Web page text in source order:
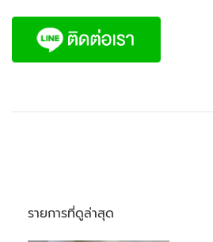
รายการที่ดูล่าสุด